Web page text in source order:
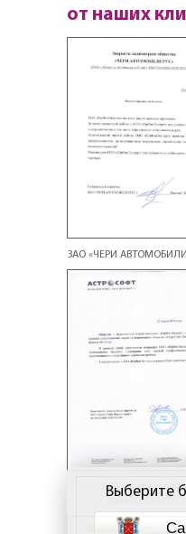
от наших
ЗАО «ЧЕРИ
ЗАО «Астро Софт
Девелопмент»
Выберите